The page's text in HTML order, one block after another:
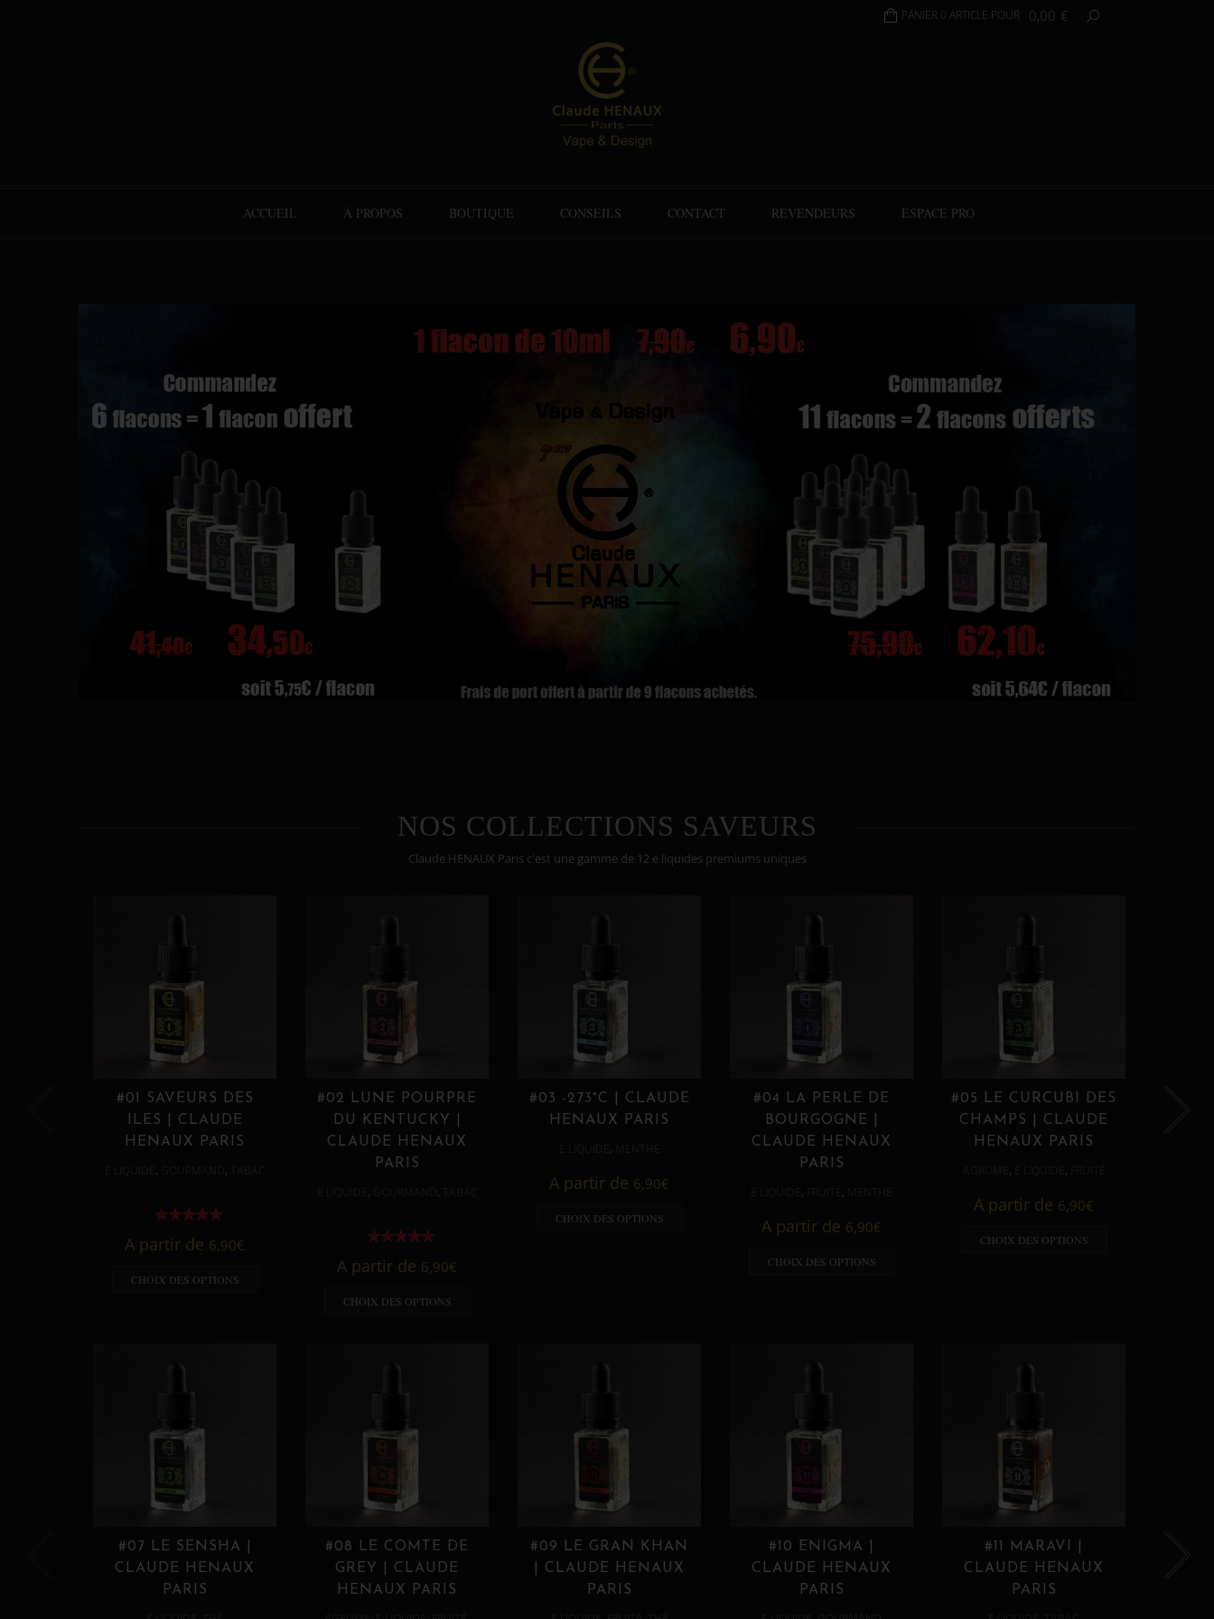
PANIER 0 ARTICLE POUR 0,00 €
ACCUEIL À PROPOS BOUTIQUE CONSEILS CONTACT REVENDEURS ESPACE PRO
NOS COLLECTIONS SAVEURS
Claude HENAUX Paris c'est une gamme de 12 e liquides premiums uniques
#01 SAVEURS DES
ILES | CLAUDE
HENAUX PARIS
, ,
A partir de 6,90€
CHOIX DES OPTIONS
#02 LUNE POURPRE
DU KENTUCKY |
CLAUDE HENAUX
PARIS
, ,
A partir de 6,90€
CHOIX DES OPTIONS
#03 -273°C | CLAUDE
HENAUX PARIS
,
A partir de 6,90€
CHOIX DES OPTIONS
#04 LA PERLE DE
BOURGOGNE |
CLAUDE HENAUX
PARIS
, ,
A partir de 6,90€
CHOIX DES OPTIONS
#05 LE CURCUBI DES
CHAMPS | CLAUDE
HENAUX PARIS
, ,
A partir de 6,90€
CHOIX DES OPTIONS
#07 LE SENSHA |
CLAUDE HENAUX
PARIS
#08 LE COMTE DE
GREY | CLAUDE
HENAUX PARIS
#09 LE GRAN KHAN
| CLAUDE HENAUX
PARIS
#10 ENIGMA |
CLAUDE HENAUX
PARIS
#11 MARAVI |
CLAUDE HENAUX
PARIS